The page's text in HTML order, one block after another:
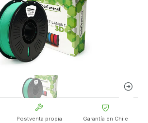
Postventa propia Garantía en Chile